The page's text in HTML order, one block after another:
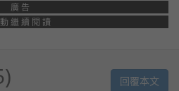
廣告
繼續閱讀
回覆本文